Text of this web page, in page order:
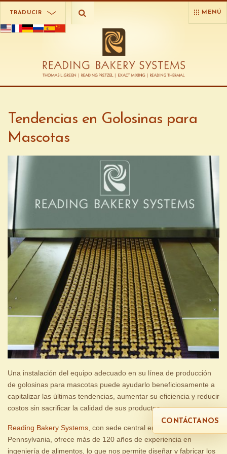
TRADUCIR MENÚ
Tendencias en Golosinas para
Mascotas
Una instalación del equipo adecuado en su línea de producción
de golosinas para mascotas puede ayudarlo beneficiosamente a
capitalizar las últimas tendencias, aumentar su eficiencia y reducir
costos sin sacrificar la calidad de sus productos.
Reading Bakery Systems , con sede central en Robesonia,
Pennsylvania, ofrece más de 120 años de experiencia en
ingeniería de alimentos, lo que nos permite diseñar y fabricar los
CONTÁCTANOS